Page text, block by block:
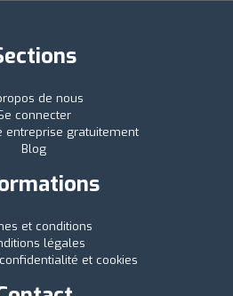
de nous
connecter
entreprise gratuitement
Blog
et conditions
légales
et cookies